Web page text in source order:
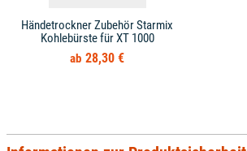
Händetrockner Zubehör Starmix
Kohlebürste für XT 1000
28,30 €